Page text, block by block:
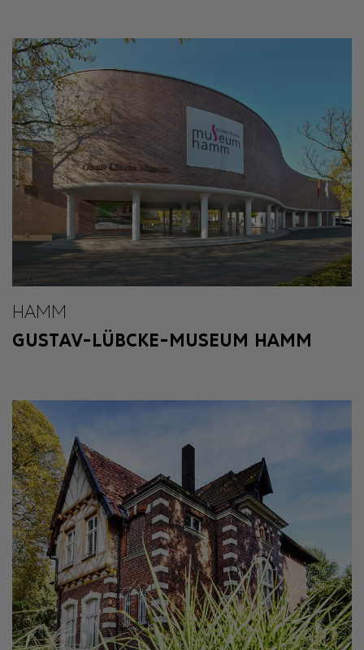
HAMM
GUSTAV-LÜBCKE-MUSEUM HAMM